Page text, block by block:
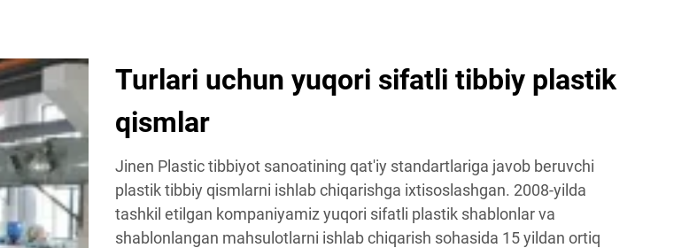
Turlari uchun yuqori sifatli tibbiy plastik
qismlar
Jinen Plastic tibbiyot sanoatining qat'iy standartlariga javob beruvchi
plastik tibbiy qismlarni ishlab chiqarishga ixtisoslashgan. 2008-yilda
tashkil etilgan kompaniyamiz yuqori sifatli plastik shablonlar va
shablonlangan mahsulotlarni ishlab chiqarish sohasida 15 yildan ortiq